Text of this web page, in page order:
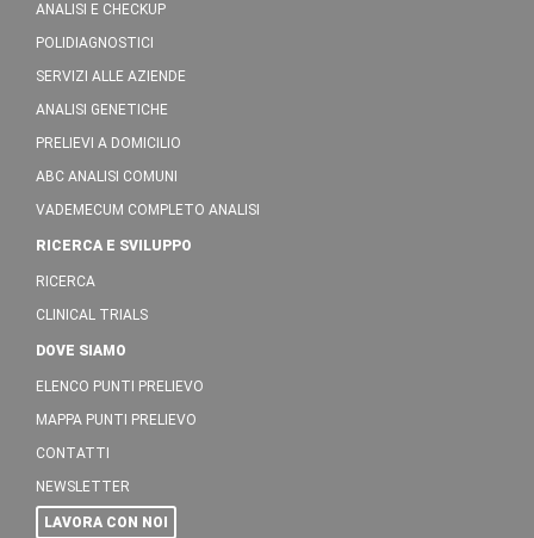
ANALISI E CHECKUP
POLIDIAGNOSTICI
SERVIZI ALLE AZIENDE
ANALISI GENETICHE
PRELIEVI A DOMICILIO
ABC ANALISI COMUNI
VADEMECUM COMPLETO ANALISI
RICERCA E SVILUPPO
RICERCA
CLINICAL TRIALS
DOVE SIAMO
ELENCO PUNTI PRELIEVO
MAPPA PUNTI PRELIEVO
CONTATTI
NEWSLETTER
LAVORA CON NOI